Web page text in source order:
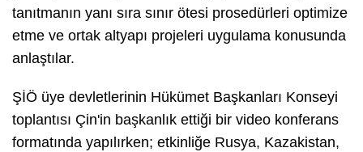
tanıtmanın yanı sıra sınır ötesi prosedürleri optimize
etme ve ortak altyapı projeleri uygulama konusunda
anlaştılar.
ŞİÖ üye devletlerinin Hükümet Başkanları Konseyi
toplantısı Çin'in başkanlık ettiği bir video konferans
formatında yapılırken; etkinliğe Rusya, Kazakistan,